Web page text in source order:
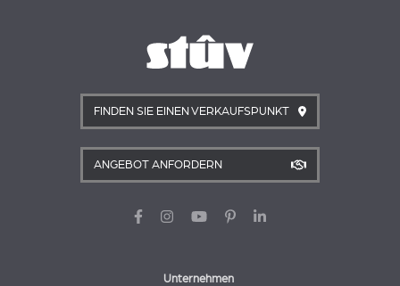
FINDEN SIE EINEN VERKAUFSPUNKT
ANGEBOT ANFORDERN
Unternehmen